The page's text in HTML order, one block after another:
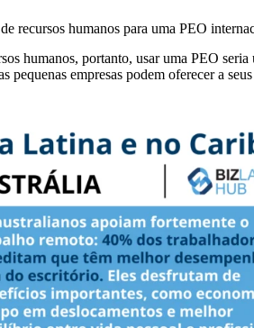
recursos humanos para uma PEO
humanos, portanto, usar uma PEO seria
pequenas empresas podem oferecer a